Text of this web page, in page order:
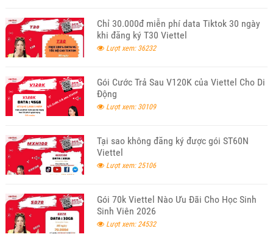
Chỉ 30.000đ miễn phí data Tiktok 30 ngày
khi đăng ký T30 Viettel
Lượt xem: 36232
Gói Cước Trả Sau V120K của Viettel Cho Di
Động
Lượt xem: 30109
Tại sao không đăng ký được gói ST60N
Viettel
Lượt xem: 25106
Gói 70k Viettel Nào Ưu Đãi Cho Học Sinh
Sinh Viên 2026
Lượt xem: 24532